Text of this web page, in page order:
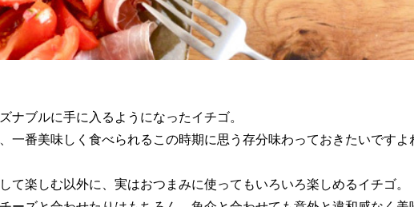
ナブルに手に入るようになったイチゴ。
一番美味しく食べられるこの時期に思う存分味わっておきたいですよ
て楽しむ以外に、実はおつまみに使ってもいろいろ楽しめるイチゴ。